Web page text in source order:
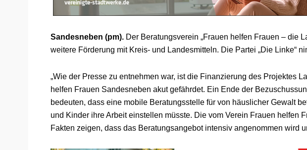
Sandesneben (pm). Der Beratungsverein „Frauen helfen Frauen – die
weitere Förderung mit Kreis- und Landesmitteln. Die Partei „Die Linke“
„Wie der Presse zu entnehmen war, ist die Finanzierung des Projektes
helfen Frauen Sandesneben akut gefährdet. Ein Ende der
bedeuten, dass eine mobile Beratungsstelle für von häuslicher Gewalt
und Kinder ihre Arbeit einstellen müsste. Die vom Verein Frauen helfen
Fakten zeigen, dass das Beratungsangebot intensiv angenommen wird